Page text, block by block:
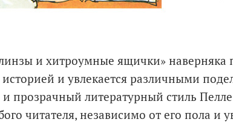
и хитроумные ящички» наверняка
историей и увлекается различными
прозрачный литературный стиль
читателя, независимо от его пола и